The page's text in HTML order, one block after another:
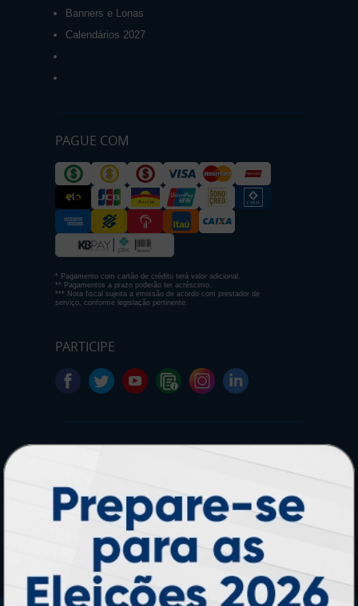
Banners e Lonas
Calendários 2027
PAGUE COM
* Pagamento com cartão de crédito terá valor adicional.
** Pagamentos a prazo poderão ter acréscimo.
*** Nota fiscal sujeita a emissão de acordo com prestador de
serviço, conforme legislação pertinente.
PARTICIPE
SEGURANÇA